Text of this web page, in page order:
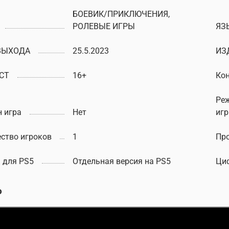
БОЕВИК/ПРИКЛЮЧЕНИЯ,
РОЛЕВЫЕ ИГРЫ
25.5.2023
16+
игра Нет
игроков 1
для PS5 Отдельная версия на PS5